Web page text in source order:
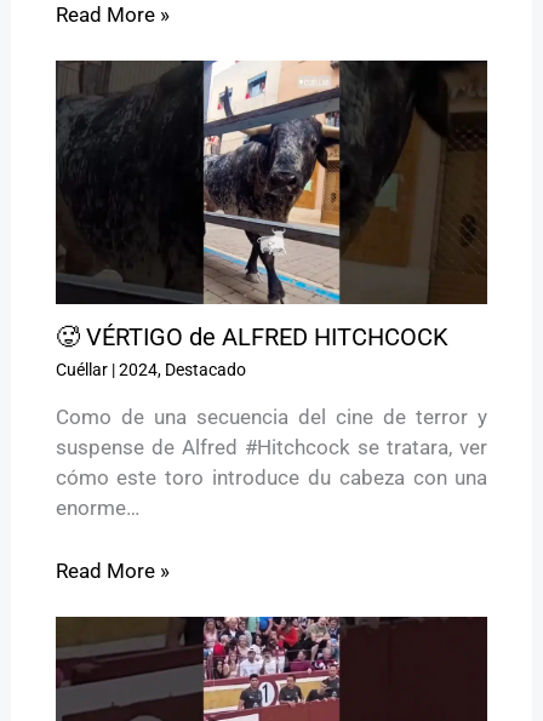
Read More »
🥵 VÉRTIGO de ALFRED HITCHCOCK
Cuéllar|2024, Destacado
Como de una secuencia del cine de terror y
suspense de Alfred #Hitchcock se tratara, ver
cómo este toro introduce du cabeza con una
enorme…
Read More »